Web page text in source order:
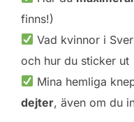
finns!)
Vad kvinnor i
och hur du sticker ut
Mina hemliga
dejter, även om du